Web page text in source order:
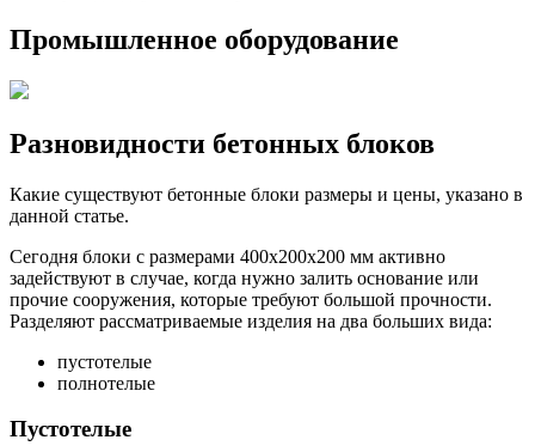
Промышленное оборудование
Разновидности бетонных блоков
Какие существуют бетонные блоки размеры и цены, указано в
данной статье.
Сегодня блоки с размерами 400х200х200 мм активно
задействуют в случае, когда нужно залить основание или
прочие сооружения, которые требуют большой прочности.
Разделяют рассматриваемые изделия на два больших вида:
пустотелые
полнотелые
Пустотелые